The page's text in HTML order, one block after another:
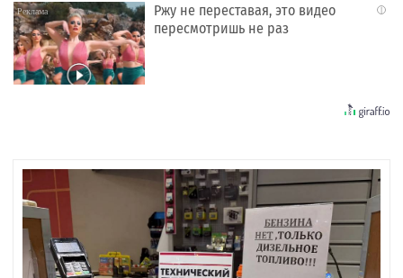
i
Ржу не переставая, это видео
пересмотришь не раз